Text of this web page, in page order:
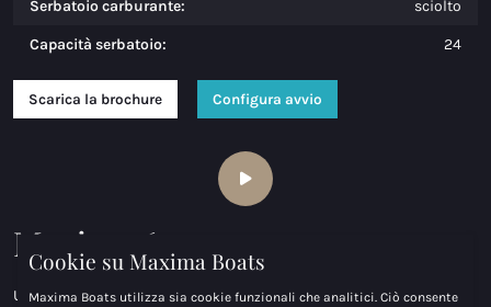
Serbatoio carburante: sciolto
Capacità serbatoio: 24
Scarica la brochure Configura avvio
Maxima 630
Una novità particolarmente pratica è il passaggio dalla
Cookie su Maxima Boats
Maxima Boats utilizza sia cookie funzionali che analitici. Ciò consente